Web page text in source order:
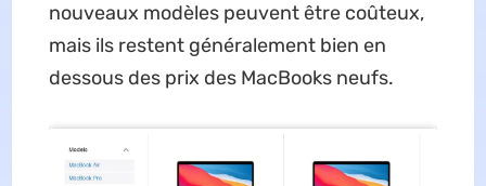
nouveaux modèles peuvent être coûteux,
mais ils restent généralement bien en
dessous des prix des MacBooks neufs.